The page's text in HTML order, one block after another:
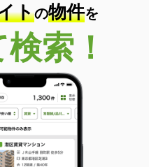
トの物件を
索！